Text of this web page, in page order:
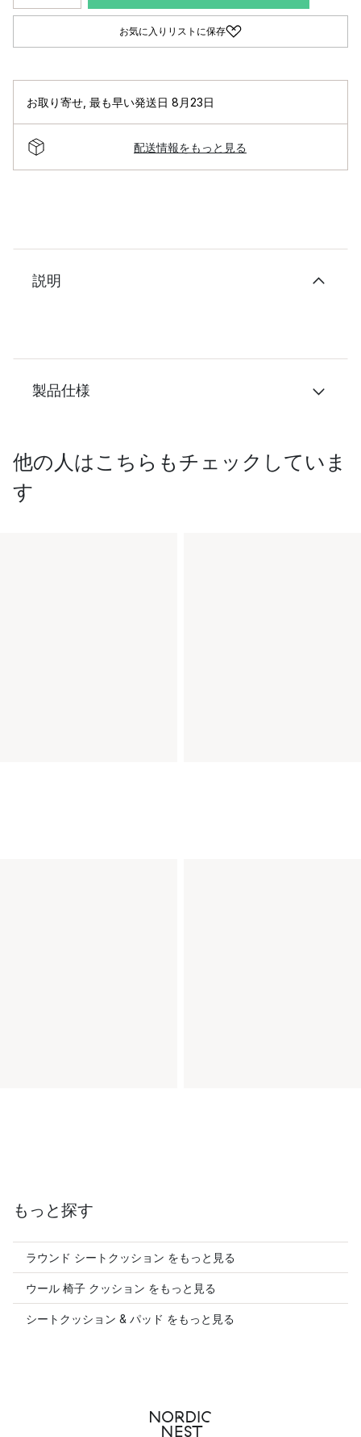
お気に入りリストに保存
お取り寄せ 最も早い発送日 8月23日
配送情報をもっと見る
説明
製品仕様
他の人はこちらもチェックしていま
す
もっと探す
ラウンド シートクッション をもっと見る
ウール 椅子 クッション をもっと見る
シートクッション & パッド をもっと見る